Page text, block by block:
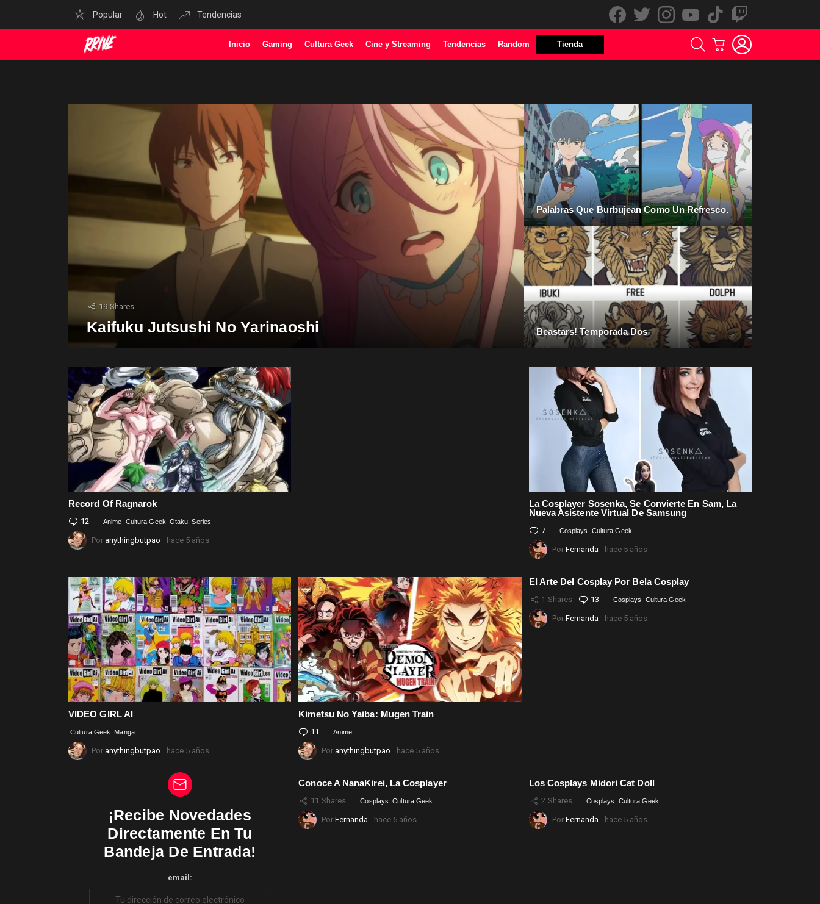
Popular Hot Tendencias
Inicio Gaming Cultura Geek Cine y Streaming Tendencias Random Tienda
BUSCARCARRITO
19 Shares
Kaifuku Jutsushi No Yarinaoshi
Palabras Que Burbujean Como Un Refresco.
Beastars! Temporada Dos
12 Comentarios
Anime Cultura Geek Otaku Series
Record Of Ragnarok
Por anythingbutpao hace 5 años
7 Comentarios
Cosplays Cultura Geek
La Cosplayer Sosenka, Se Convierte En Sam, La
Nueva Asistente Virtual De Samsung
Por Fernanda hace 5 años
Cultura Geek Manga
VIDEO GIRL AI
Por anythingbutpao hace 5 años
11 Comentarios
Anime
Kimetsu No Yaiba: Mugen Train
Por anythingbutpao hace 5 años
1 Shares 13 Comentarios
Cosplays Cultura Geek
El Arte Del Cosplay Por Bela Cosplay
Por Fernanda hace 5 años
¡Recibe Novedades
Directamente En Tu
Bandeja De Entrada!
email:
11 Shares Cosplays Cultura Geek
Conoce A NanaKirei, La Cosplayer
Por Fernanda hace 5 años
2 Shares Cosplays Cultura Geek
Los Cosplays Midori Cat Doll
Por Fernanda hace 5 años